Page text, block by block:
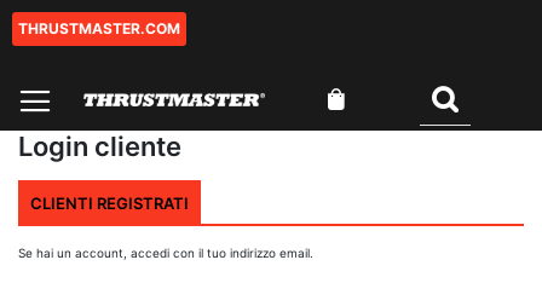
Salta
THRUSTMASTER.COM
Login cliente
CLIENTI REGISTRATI
Se hai un account, accedi con il tuo indirizzo email.